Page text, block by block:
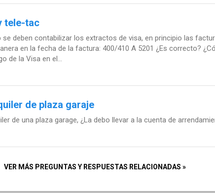
tele-tac
deben contabilizar los extractos de visa, en principio las
en la fecha de la factura: 400/410 A 5201 ¿Es correcto?
de la Visa en el...
de plaza garaje
de una plaza garage, ¿La debo llevar a la cuenta de
VER MÁS PREGUNTAS Y RESPUESTAS RELACIONADAS »